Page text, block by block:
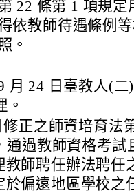
22 條第 1 項規定
依教師待遇條例
。
月 24 日臺教人(二
。
正之師資培育法
通過教師資格考試
師聘任辦法聘任
偏遠地區學校之